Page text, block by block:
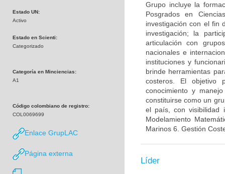
Estado UN:
Activo
Estado en Scienti:
Categorizado
Categoría en Minciencias:
A1
Código colombiano de registro:
COL0069699
Enlace GrupLAC
Página externa
Grupo incluye la
Posgrados en
investigación con el fin
investigación; la
articulación con
nacionales e
instituciones y
brinde herramientas
costeros. El objetivo
conocimiento y
constituirse como un
el país, con visibilidad
Modelamiento
Marinos 6. Gestión
Líder